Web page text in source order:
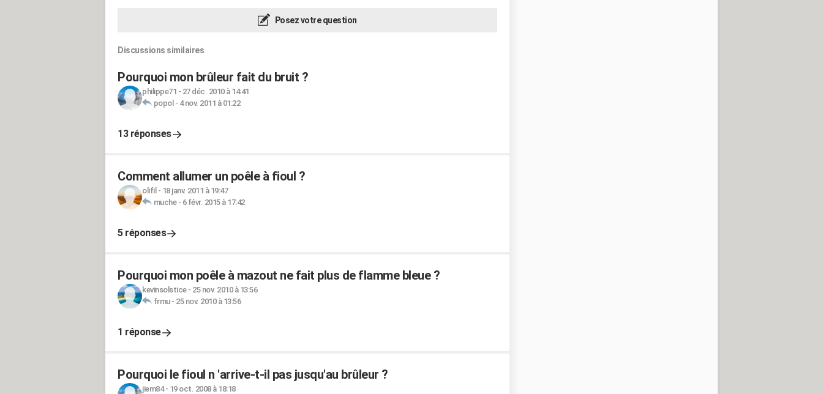
Posez votre question
Discussions similaires
Pourquoi mon brûleur fait du bruit ?
philippe71 - 27 déc. 2010 à 14:41
popol - 4 nov. 2011 à 01:22
13 réponses
Comment allumer un poêle à fioul ?
olifil - 18 janv. 2011 à 19:47
muche- 6 févr. 2015 à 17:42
5 réponses
Pourquoi mon poêle à mazout ne fait plus de flamme bleue ?
kevinsolstice- 25 nov. 2010 à 13:56
frmu- 25 nov. 2010 à 13:56
1 réponse
Pourquoi le fioul n 'arrive-t-il pas jusqu'au brûleur ?
jiem84- 19 oct. 2008 à 18:18